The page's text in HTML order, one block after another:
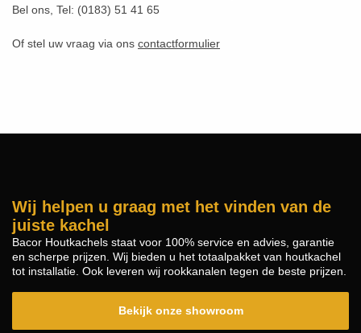
Bel ons, Tel: (0183) 51 41 65
Of stel uw vraag via ons contactformulier
Wij helpen u graag met het vinden van de
juiste kachel
Bacor Houtkachels staat voor 100% service en advies, garantie
en scherpe prijzen. Wij bieden u het totaalpakket van houtkachel
tot installatie. Ook leveren wij rookkanalen tegen de beste prijzen.
Bekijk onze showroom